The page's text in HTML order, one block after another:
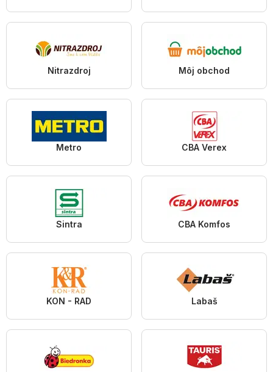
Nitrazdroj Môj obchod
Metro CBA Verex
Sintra CBA Komfos
KON - RAD Labaš